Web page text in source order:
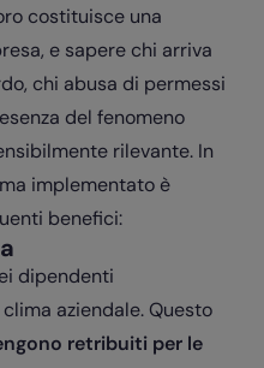
costituisce una
e sapere chi arriva
chi abusa di permessi
del fenomeno
rilevante. In
implementato è
benefici:
dipendenti
aziendale. Questo
retribuiti per le